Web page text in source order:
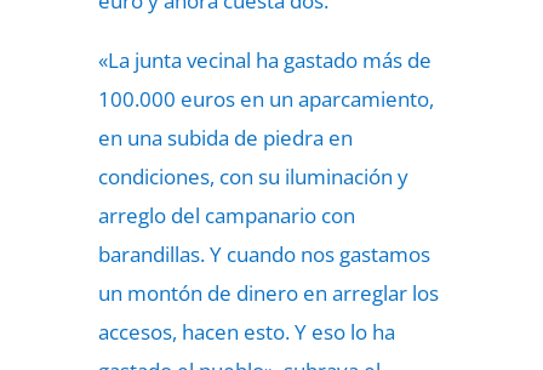
«La junta vecinal ha gastado más de
100.000 euros en un aparcamiento,
en una subida de piedra en
condiciones, con su iluminación y
arreglo del campanario con
barandillas. Y cuando nos gastamos
un montón de dinero en arreglar los
accesos, hacen esto. Y eso lo ha